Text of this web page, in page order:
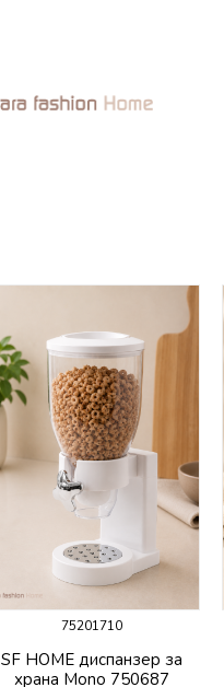
75201710
SF HOME диспанзер за
храна Mono 750687